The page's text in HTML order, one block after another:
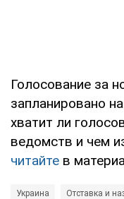
Голосование за
запланировано
хватит ли
ведомств и чем
читайте в
Украина Отставка и